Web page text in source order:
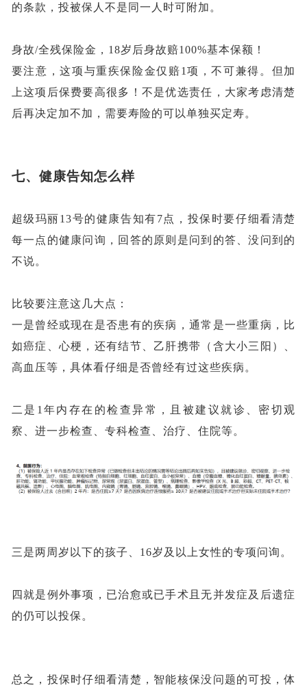
的条款，投被保人不是同一人时可附加。
身故/全残保险金，18岁后身故赔100%基本保额！
要注意，这项与重疾保险金仅赔1项，不可兼得。但加
上这项后保费要高很多！不是优选责任，大家考虑清楚
后再决定加不加，需要寿险的可以单独买定寿。
七、 健康告知怎么样
超级玛丽13号的健康告知有7点，投保时要仔细看清楚
每一点的健康问询，回答的原则是问到的答、没问到的
不说。
比较要注意这几大点：
一是曾经或现在是否患有的疾病，通常是一些重病，比
如癌症、心梗，还有结节、乙肝携带（含大小三阳）、
高血压等，具体看仔细是否曾经有过这些疾病。
二是 1年内存在的检查异常，且被建议就诊、密切观
察、进一步检查、专科检查、治疗、住院等。
三是两周岁以下的孩子、 16岁及以上女性的专项问询。
四就是例外事项，已治愈或已手术且无并发症及后遗症
的仍可以投保。
总之，投保时仔细看清楚，智能核保没问题的可投，体